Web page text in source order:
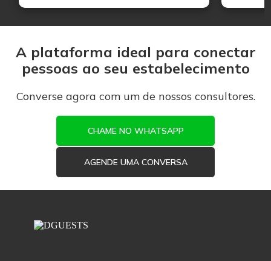
A plataforma ideal para conectar
pessoas ao seu estabelecimento
Converse agora com um de nossos consultores.
CHAME NO WHATSAPP
AGENDE UMA CONVERSA